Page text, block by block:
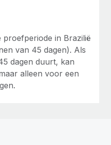
proefperiode in Brazilië
van 45 dagen). Als
dagen duurt, kan
alleen voor een